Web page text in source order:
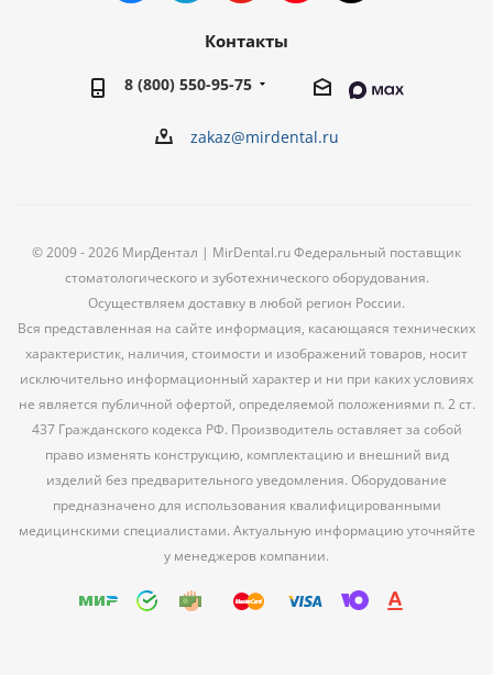
Контакты
8 (800) 550-95-75
zakaz@mirdental.ru
© 2009 - 2026 МирДентал | MirDental.ru Федеральный поставщик
стоматологического и зуботехнического оборудования.
Осуществляем доставку в любой регион России.
Вся представленная на сайте информация, касающаяся технических
характеристик, наличия, стоимости и изображений товаров, носит
исключительно информационный характер и ни при каких условиях
не является публичной офертой, определяемой положениями п. 2 ст.
437 Гражданского кодекса РФ. Производитель оставляет за собой
право изменять конструкцию, комплектацию и внешний вид
изделий без предварительного уведомления. Оборудование
предназначено для использования квалифицированными
медицинскими специалистами. Актуальную информацию уточняйте
у менеджеров компании.